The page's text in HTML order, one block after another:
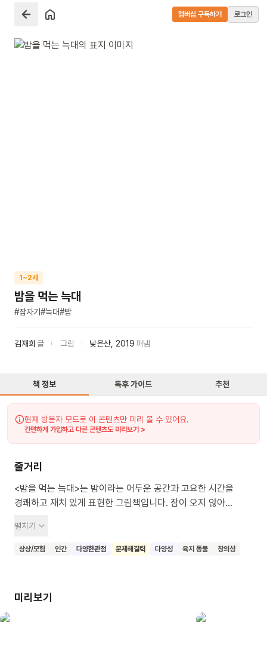
멤버십 구독하기 로그인
1~2세
밤을 먹는 늑대
#잠자기 #늑대#밤
김재희 글 그림 낮은산 2019펴냄
책 정보 독후 가이드 추천
현재 방문자 모드로 이 콘텐츠만 미리 볼 수 있어요.
간편하게 가입하고 다른 콘텐츠도 미리보기 >
줄거리
<밤을 먹는 늑대>는 밤이라는 어두운 공간과 고요한 시간을
경쾌하고 재치 있게 표현한 그림책입니다. 잠이 오지 않아
모를 푸른 늑대가 밤을 먹고 있네요. 불청객이지만, 무작정
내쫓을 수만은 없어요. 밤 대신 먹으라고 빵과 쿠키와
먹어 치우는 늑대를 보며 아이는 두려워하거나 화를 내지 않아요.
다만, 늑대가 왜 자신의 밤을 먹는지 궁금해하죠. 타인을
펼치기
상상/모험 인간 다양한관점 문제해결력 다양성 육지 동물 창의성
미리보기